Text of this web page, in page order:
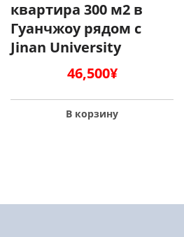
квартира 300 м2 в
Гуанчжоу рядом с
Jinan University
46,500¥
В корзину